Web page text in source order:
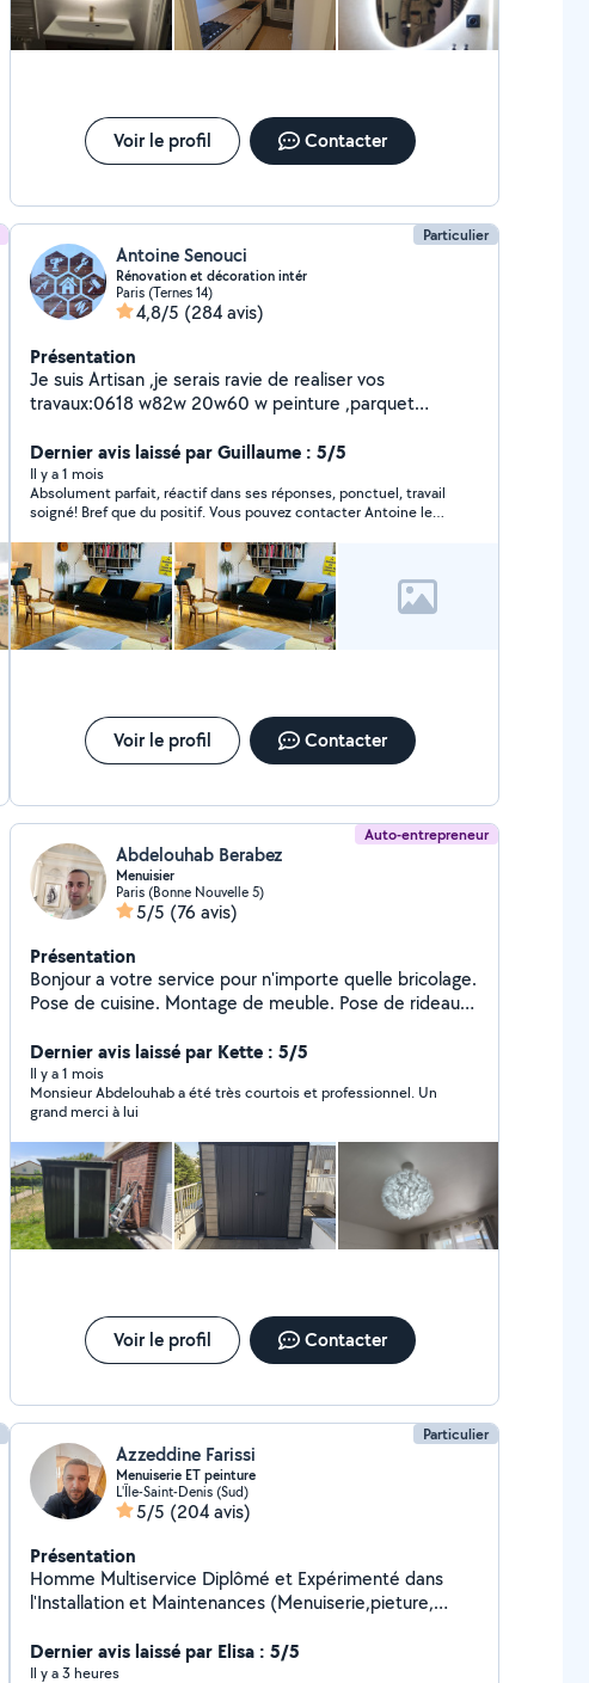
Voir le profil Contacter
Particulier
Antoine Senouci
Rénovation et décoration intér
Paris (Ternes 14)
4,8/5 (284 avis)
Présentation
Je suis Artisan ,je serais ravie de realiser vos
travaux:0618 w82w 20w60 w peinture ,parquet
nécessaires( très bien équipé),sérieux, respectueux,
ponctuel du coup si vous avez besoin d'un
professionnel de confiance et un travail de qualité(
propre et soigner avec des bonnes finitions),je suis
disponible pour la semaine comme le week-end,A
bientôt.
Dernier avis laissé par Guillaume : 5/5
Il y a 1 mois
Absolument parfait, réactif dans ses réponses, ponctuel, travail
soigné! Bref que du positif. Vous pouvez contacter Antoine les
Voir le profil Contacter
Auto-entrepreneur
Abdelouhab Berabez
Menuisier
Paris (Bonne Nouvelle 5)
5/5 (76 avis)
Présentation
Bonjour a votre service pour n'importe quelle bricolage.
Pose de cuisine. Montage de meuble. Pose de rideaux.
Dernier avis laissé par Kette : 5/5
Il y a 1 mois
Monsieur Abdelouhab a été très courtois et professionnel. Un
grand merci à lui
Voir le profil Contacter
Particulier
Azzeddine Farissi
Menuiserie ET peinture
L'Île-Saint-Denis (Sud)
5/5 (204 avis)
Présentation
Homme Multiservice Diplômé et Expérimenté dans
l'Installation et Maintenances (Menuiserie,pieture,
machines Electroménager. Travaux de plomberie et
électricité. Assemblage de meubles Pose cuisine
Dernier avis laissé par Elisa : 5/5
Il y a 3 heures